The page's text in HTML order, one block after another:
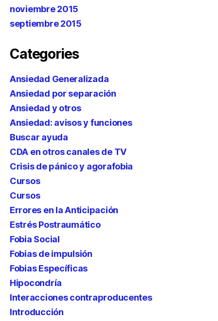
noviembre 2015
septiembre 2015
Categories
Ansiedad Generalizada
Ansiedad por separación
Ansiedad y otros
Ansiedad: avisos y funciones
Buscar ayuda
CDA en otros canales de TV
Crisis de pánico y agorafobia
Cursos
Cursos
Errores en la Anticipación
Estrés Postraumático
Fobia Social
Fobias de impulsión
Fobias Específicas
Hipocondría
Interacciones contraproducentes
Introducción